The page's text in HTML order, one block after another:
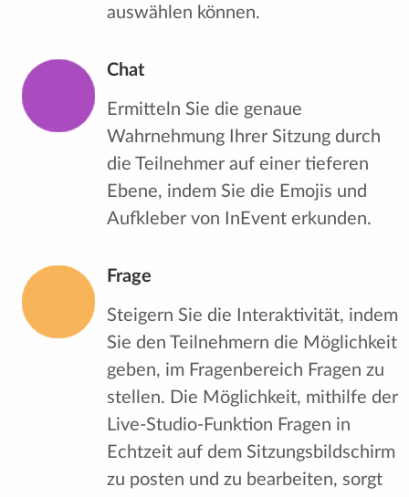
auswählen können.
Chat
Ermitteln Sie die genaue
Wahrnehmung Ihrer Sitzung durch
die Teilnehmer auf einer tieferen
Ebene, indem Sie die Emojis und
Aufkleber von InEvent erkunden.
Frage
Steigern Sie die Interaktivität, indem
Sie den Teilnehmern die Möglichkeit
geben, im Fragenbereich Fragen zu
stellen. Die Möglichkeit, mithilfe der
Live-Studio-Funktion Fragen in
Echtzeit auf dem Sitzungsbildschirm
zu posten und zu bearbeiten, sorgt